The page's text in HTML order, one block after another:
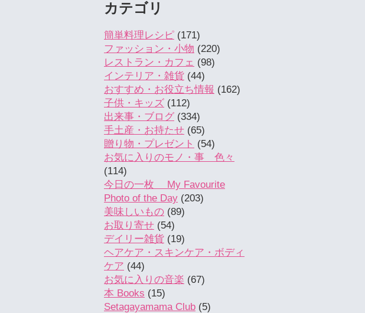
カテゴリ
簡単料理レシピ (171)
ファッション・小物 (220)
レストラン・カフェ (98)
インテリア・雑貨 (44)
おすすめ・お役立ち情報 (162)
子供・キッズ (112)
出来事・ブログ (334)
手土産・お持たせ (65)
贈り物・プレゼント (54)
お気に入りのモノ・事 色々
(114)
今日の一枚 My Favourite
Photo of the Day (203)
美味しいもの (89)
お取り寄せ (54)
デイリー雑貨 (19)
ヘアケア・スキンケア・ボディ
ケア (44)
お気に入りの音楽 (67)
本 Books (15)
Setagayamama Club (5)